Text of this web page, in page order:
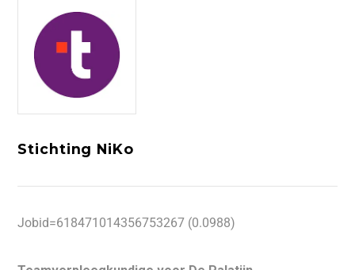
Stichting NiKo
Jobid=618471014356753267 (0.0988)